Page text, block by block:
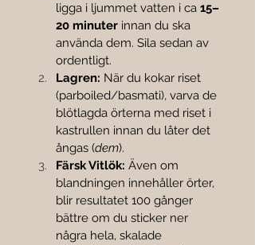
ligga i ljummet vatten i ca 15–
20 minuter innan du ska
använda dem. Sila sedan av
ordentligt.
Lagren: När du kokar riset
(parboiled/basmati), varva de
blötlagda örterna med riset i
kastrullen innan du låter det
ångas (dem).
Färsk Vitlök: Även om
blandningen innehåller örter,
blir resultatet 100 gånger
bättre om du sticker ner
några hela, skalade